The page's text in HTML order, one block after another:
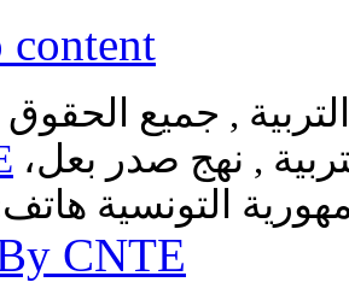
content
, جميع
, نهج صدر بعل،
CNTE